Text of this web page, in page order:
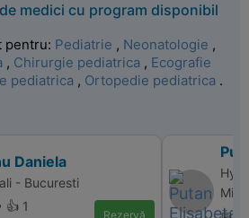
medici cu program disponibil
pentru: Pediatrie , Neonatologie ,
, Chirurgie pediatrica , Ecografie
pediatrica , Ortopedie pediatrica .
Daniela
- Bucuresti
👍 1
Rezervă